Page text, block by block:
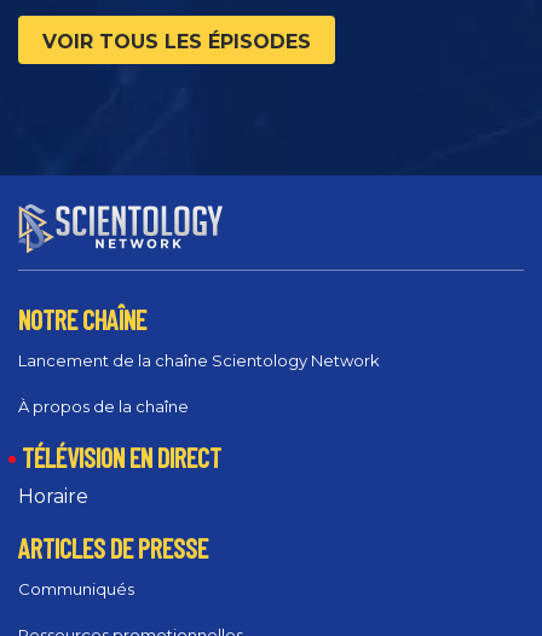
VOIR TOUS LES ÉPISODES
NOTRE CHAÎNE
Lancement de la chaîne Scientology Network
À propos de la chaîne
TÉLÉVISION EN DIRECT
Horaire
ARTICLES DE PRESSE
Communiqués